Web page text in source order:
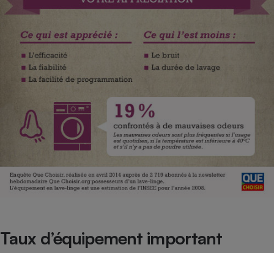
Taux d’équipement important